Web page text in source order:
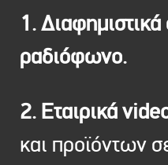
1. Διαφημιστικά
ραδιόφωνο.
2. Εταιρικά
και προϊόντων